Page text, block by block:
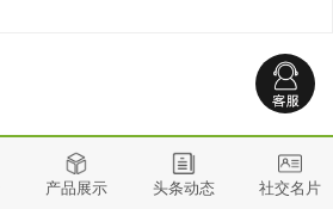
产品展示 头条动态 社交名片